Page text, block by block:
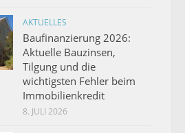
AKTUELLES
Baufinanzierung 2026:
Aktuelle Bauzinsen,
Tilgung und die
wichtigsten Fehler beim
Immobilienkredit
8. JULI 2026